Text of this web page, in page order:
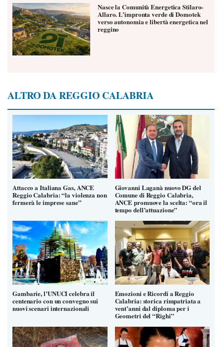
Nasce la Comunità Energetica Stilaro-
Allaro. L’impronta verde di Domotek
verso autonomia e libertà energetica nel
reggino
ALTRO DA REGGIO CALABRIA
Attacco a Italiana Gas, ANCE
Reggio Calabria: “la violenza non
fermerà le imprese sane”
Giovanni Laganà nuovo DG del
Comune di Reggio Calabria,
ANCE promuove la scelta: “ora il
tempo dell’attuazione”
Gambarie, l’UNUCI celebra il
centenario con un convegno sui
nuovi scenari internazionali
Emozioni e Ricordi a Reggio
Calabria: storica rimpatriata a
vent’anni dal diploma per i
Geometri del “Righi”